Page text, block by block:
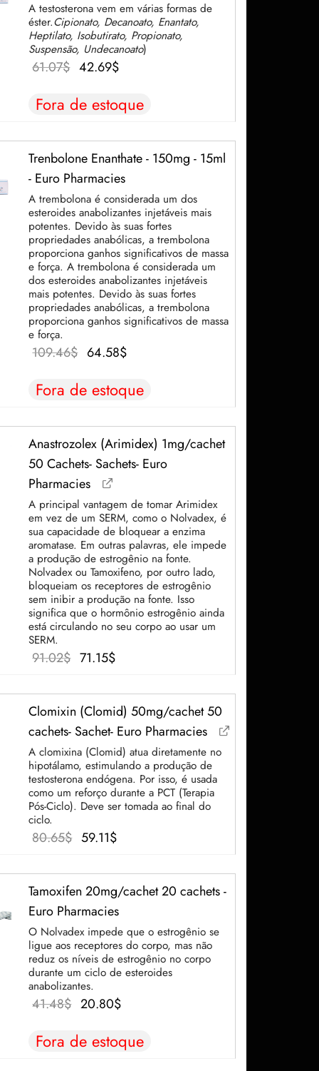
A testosterona vem em várias formas de
éster.Cipionato, Decanoato, Enantato,
Heptilato, Isobutirato, Propionato,
Suspensão, Undecanoato)
61.07$ O
original
61.07$.
42.69$
atual é:
Fora de estoque
Trenbolone Enanthate - 150mg - 15ml
- Euro Pharmacies
A trembolona é considerada um dos
esteroides anabolizantes injetáveis mais
potentes. Devido às suas fortes
propriedades anabólicas, a trembolona
proporciona ganhos significativos de massa
e força. A trembolona é considerada um
dos esteroides anabolizantes injetáveis
mais potentes. Devido às suas fortes
propriedades anabólicas, a trembolona
proporciona ganhos significativos de massa
e força.
109.46$ O preço
era:
64.58$
atual é:
Fora de estoque
Anastrozolex (Arimidex) 1mg/cachet
50 Cachets- Sachets- Euro
Pharmacies
A principal vantagem de tomar Arimidex
em vez de um SERM, como o Nolvadex, é
sua capacidade de bloquear a enzima
aromatase. Em outras palavras, ele impede
a produção de estrogênio na fonte.
Nolvadex ou Tamoxifeno, por outro lado,
bloqueiam os receptores de estrogênio
sem inibir a produção na fonte. Isso
significa que o hormônio estrogênio ainda
está circulando no seu corpo ao usar um
SERM.
91.02$ O
original
era:
91.02$.
71.15$
atual é:
71.15$.
Clomixin (Clomid) 50mg/cachet 50
cachets- Sachet- Euro Pharmacies
A clomixina (Clomid) atua diretamente no
hipotálamo, estimulando a produção de
testosterona endógena. Por isso, é usada
como um reforço durante a PCT (Terapia
Pós-Ciclo). Deve ser tomada ao final do
ciclo.
80.65$ O
original
era:
80.65$.
59.11$
atual é:
59.11$.
Tamoxifen 20mg/cachet 20 cachets -
Euro Pharmacies
O Nolvadex impede que o estrogênio se
ligue aos receptores do corpo, mas não
reduz os níveis de estrogênio no corpo
durante um ciclo de esteroides
anabolizantes.
41.48$ O
original
20.80$
atual é:
Fora de estoque